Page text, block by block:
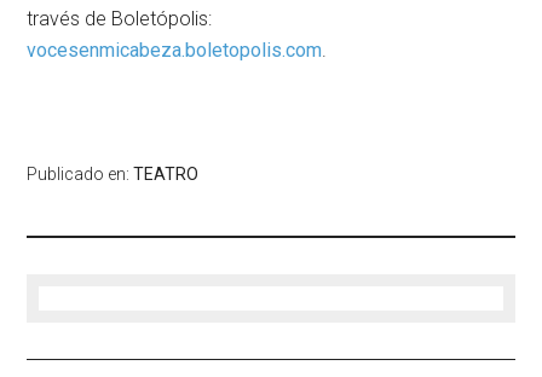
través de Boletópolis:
vocesenmicabeza.boletopolis.com.
Publicado en:TEATRO